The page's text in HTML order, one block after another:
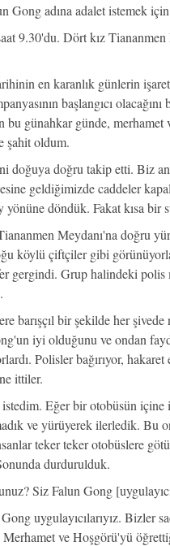
Gong adına adalet istemek
9.30'du. Dört kız
en karanlık günlerin
başlangıcı
bu günahkar günde, merhamet
şahit oldum.
doğuya doğru takip etti. Biz
geldiğimizde caddeler
yönüne döndük. Fakat kısa bir
Meydanı'na doğru
köylü çiftçiler gibi
gergindi. Grup halindeki polis
barışçıl bir şekilde her
iyi olduğunu ve ondan
Polisler bağırıyor,
ittiler.
Eğer bir otobüsün
ve yürüyerek ilerledik. Bu
teker teker otobüslere
durdurulduk.
Siz Falun Gong
uygulayıcılarıyız. Bizler
ve Hoşgörü'yü